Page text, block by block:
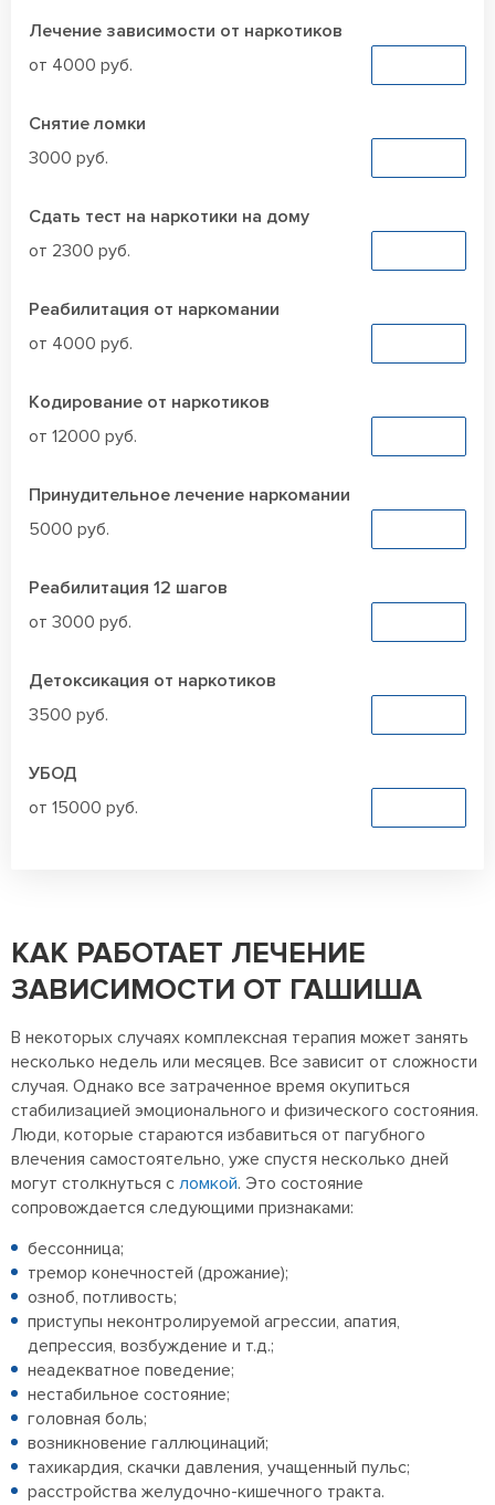
Лечение зависимости от наркотиков
от 4000 руб.
Снятие ломки
3000 руб.
Сдать тест на наркотики на дому
от 2300 руб.
Реабилитация от наркомании
от 4000 руб.
Кодирование от наркотиков
от 12000 руб.
Принудительное лечение наркомании
5000 руб.
Реабилитация 12 шагов
от 3000 руб.
Детоксикация от наркотиков
3500 руб.
УБОД
от 15000 руб.
КАК РАБОТАЕТ ЛЕЧЕНИЕ
ЗАВИСИМОСТИ ОТ ГАШИША
В некоторых случаях комплексная терапия может занять
несколько недель или месяцев. Все зависит от сложности
случая. Однако все затраченное время окупиться
стабилизацией эмоционального и физического состояния.
Люди, которые стараются избавиться от пагубного
влечения самостоятельно, уже спустя несколько дней
могут столкнуться с ломкой. Это состояние
сопровождается следующими признаками:
бессонница;
тремор конечностей (дрожание);
озноб, потливость;
приступы неконтролируемой агрессии, апатия,
депрессия, возбуждение и т.д.;
неадекватное поведение;
нестабильное состояние;
головная боль;
возникновение галлюцинаций;
тахикардия, скачки давления, учащенный пульс;
расстройства желудочно-кишечного тракта.